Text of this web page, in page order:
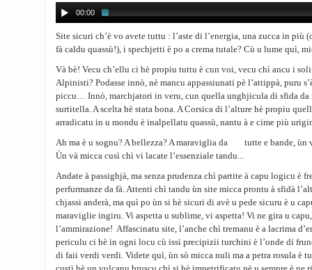
00:00
Site sicuri ch’è vo avete tuttu : l’aste di l’energia, una zucca in più
fà caldu quassù!), i spechjetti è po a crema tutale? Cù u lume quì,
Và bè! Vecu ch’ellu ci hè propiu tuttu è cun voi, vecu chì ancu i
Alpinisti? Podasse innò, nè mancu appassiunati pè l’attippà, puru
piccu… Innò, marchjatori in veru, cun quella unghjicula di sfida da
surtitella. A scelta hè stata bona. A Corsica di l’alture hè propiu
arradicatu in u mondu è inalpellatu quassù, nantu à e cime più
Ah ma è u sognu? A bellezza? A maraviglia da tutte e bande, ùn
Ùn và micca cusì chì vi lacate l’essenziale tandu...
Andate à passighjà, ma senza prudenza chì partite à capu logicu è
perfurmanze da fà. Attenti chì tandu ùn site micca prontu à sfidà
chjassi anderà, ma quì po ùn si hè sicuri di avè u pede sicuru è u
maraviglie ingiru. Vi aspetta u sublime, vi aspetta! Vi ne gira u
l’ammirazione! Affascinatu site, l’anche chì tremanu è a lacrima
periculu ci hè in ogni locu cù issi precipizii turchini è l’onde di
di faii verdi verdi. Videte quì, ùn sò micca nuli ma a petra rosula è